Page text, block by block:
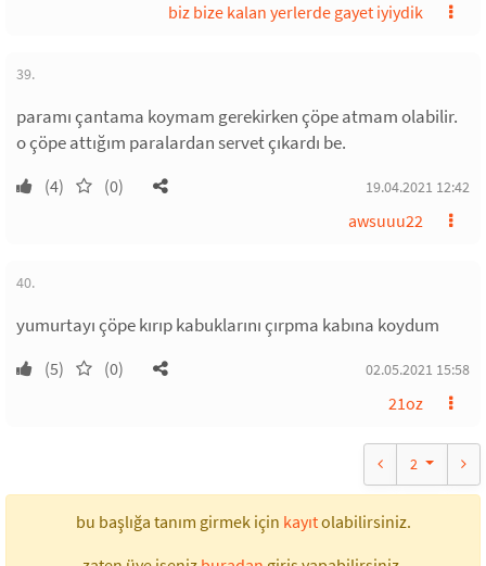
biz bize kalan yerlerde gayet iyiydik
39.
paramı çantama koymam gerekirken çöpe atmam olabilir.
o çöpe attığım paralardan servet çıkardı be.
(4) (0) 19.04.2021 12:42
awsuuu22
40.
yumurtayı çöpe kırıp kabuklarını çırpma kabına koydum
(5) (0) 02.05.2021 15:58
21oz
2
bu başlığa tanım girmek için kayıtolabilirsiniz.